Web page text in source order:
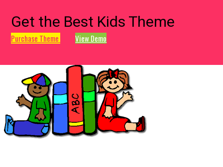
Get the Best Kids Theme
Purchase Theme View Demo